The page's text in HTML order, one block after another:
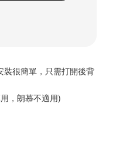
很簡單，只需打開後背
，朗慕不適用)